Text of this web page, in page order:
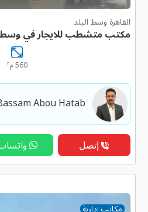
القاهرة وسط البلد
مكتب متشطب للايجار في وسط
560 م ٢
Abou Hatab
إتصل
مكاتب إدارية